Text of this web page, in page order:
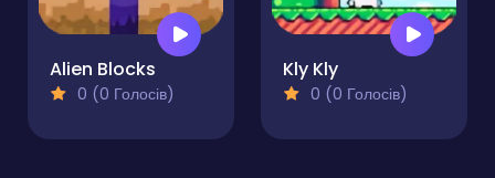
Alien Blocks
0 (0 Голосів)
Kly Kly
0 (0 Голосів)